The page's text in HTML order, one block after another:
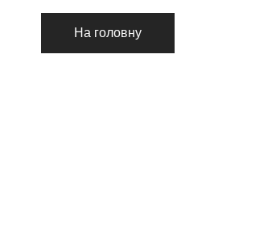
На головну